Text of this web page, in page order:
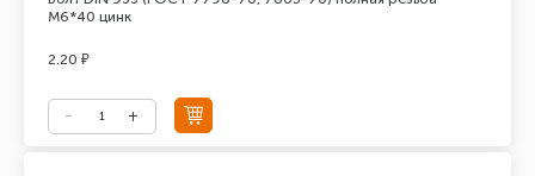
М6*40 цинк
2.20 ₽